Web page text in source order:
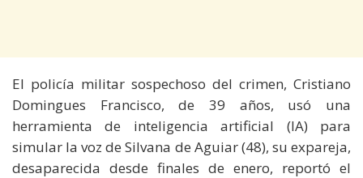
El policía militar sospechoso del crimen, Cristiano
Domingues Francisco, de 39 años, usó una
herramienta de inteligencia artificial (IA) para
simular la voz de Silvana de Aguiar (48), su expareja,
desaparecida desde finales de enero, reportó el